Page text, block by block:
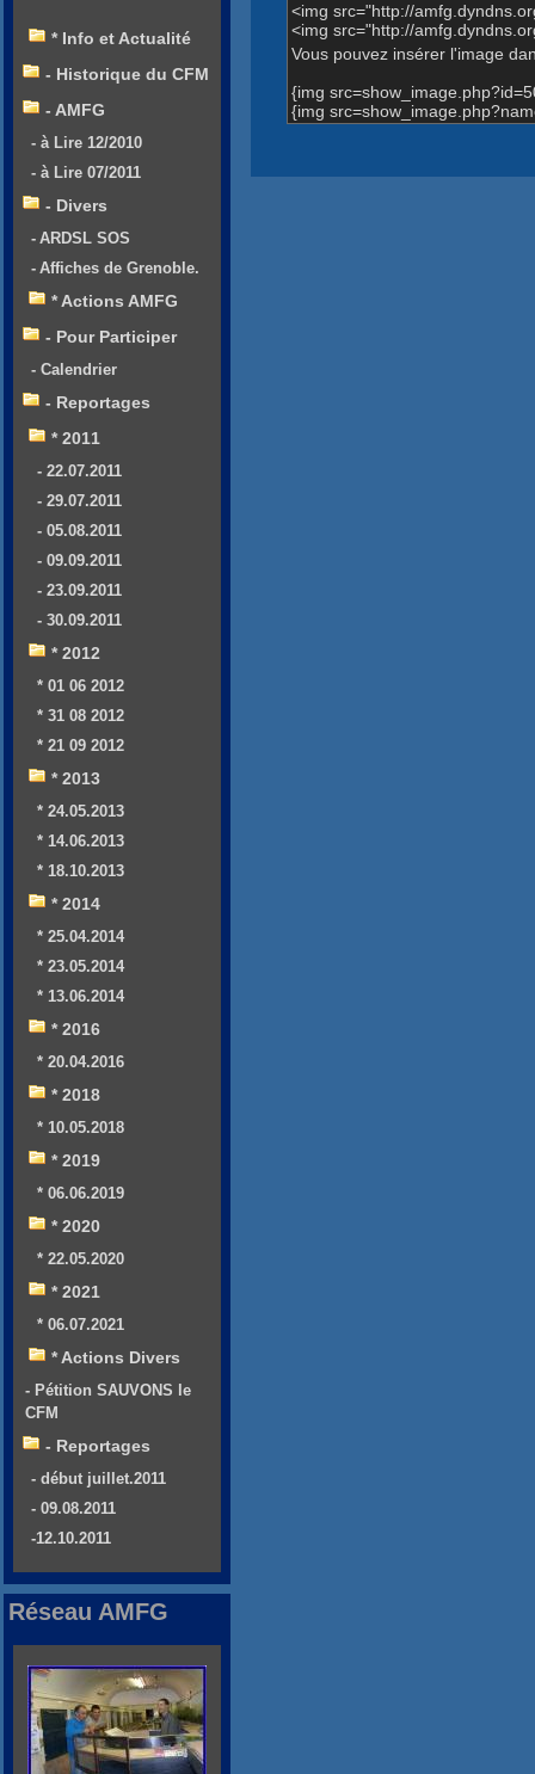
<img src="http://
<img src="http://
Vous pouvez insérer l'image
{img
{img
* Info et Actualité
- Historique du CFM
- AMFG
- à Lire 12/2010
- à Lire 07/2011
- Divers
- ARDSL SOS
- Affiches de Grenoble.
* Actions AMFG
- Pour Participer
- Calendrier
- Reportages
* 2011
- 22.07.2011
- 29.07.2011
- 05.08.2011
- 09.09.2011
- 23.09.2011
- 30.09.2011
* 2012
* 01 06 2012
* 31 08 2012
* 21 09 2012
* 2013
* 24.05.2013
* 14.06.2013
* 18.10.2013
* 2014
* 25.04.2014
* 23.05.2014
* 13.06.2014
* 2016
* 20.04.2016
* 2018
* 10.05.2018
* 2019
* 06.06.2019
* 2020
* 22.05.2020
* 2021
* 06.07.2021
* Actions Divers
- Pétition SAUVONS le
CFM
- Reportages
- début juillet.2011
- 09.08.2011
-12.10.2011
Réseau AMFG